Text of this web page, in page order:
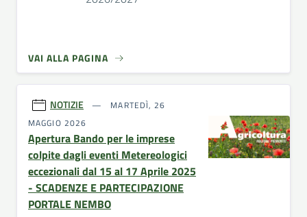
VAI ALLA PAGINA
NOTIZIE
MARTEDÌ, 26
MAGGIO 2026
Apertura Bando per le imprese
colpite dagli eventi Metereologici
eccezionali dal 15 al 17 Aprile 2025
- SCADENZE E PARTECIPAZIONE
PORTALE NEMBO